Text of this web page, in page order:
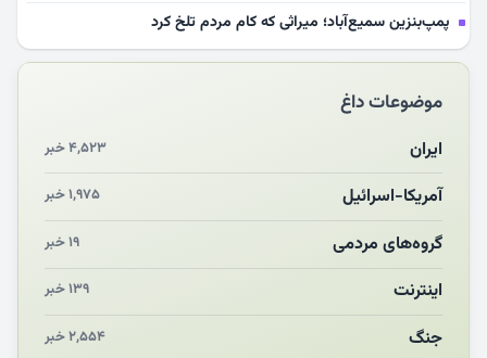
پمپ‌بنزین سمیع‌آباد؛ میراثی که کام مردم تلخ کرد
سلامت آینده‌سازان فوتبال قربانی بی‌توجهی مسئولان
بازخوانی رسانه‌ای اندیشه رهبر شهید
مشهدالرضا آقای شهید ایران را در آغوش کشید
مکن ای صبح طلوع
موضوعات داغ
ایران ۴,۵۲۳ خبر
آمریکا-اسرائیل ۱,۹۷۵ خبر
گروه‌های مردمی ۱۹ خبر
اینترنت ۱۳۹ خبر
جنگ ۲,۵۵۴ خبر